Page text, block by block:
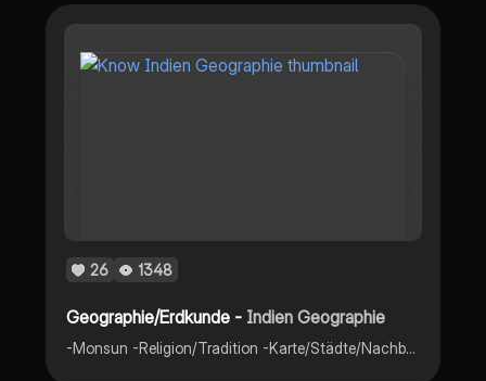
26 1348
Geographie/Erdkunde - Indien Geographie
-Monsun -Religion/Tradition -Karte/Städte/Nachbarstaaten… -Kastenwesen -Bevölkerungswachstum/ Vor- Nachteile/Folgen